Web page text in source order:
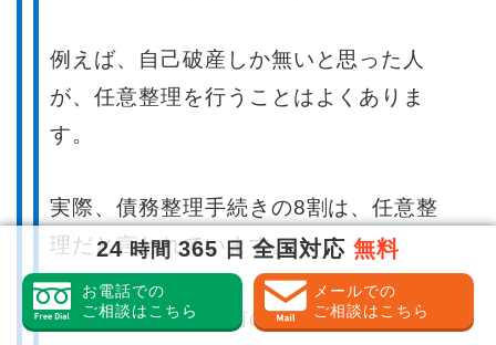
例えば、自己破産しか無いと思った人
が、任意整理を行うことはよくありま
す。
実際、債務整理手続きの8割は、任意整
理だと言われています。
手続きを開始する前の相談は無料で受付
24時間365日 全国対応 無料
お電話での
ご相談はこちら
メールでの
ご相談はこちら